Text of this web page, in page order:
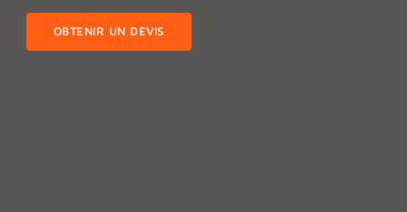
OBTENIR UN DEVIS